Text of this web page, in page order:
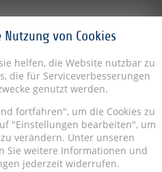
von Cookies
helfen, die Website nutzbar zu
die für Serviceverbesserungen
genutzt werden.
fortfahren", um die Cookies zu
"Einstellungen bearbeiten", um
verändern. Unter unseren
Sie weitere Informationen und
jederzeit widerrufen.